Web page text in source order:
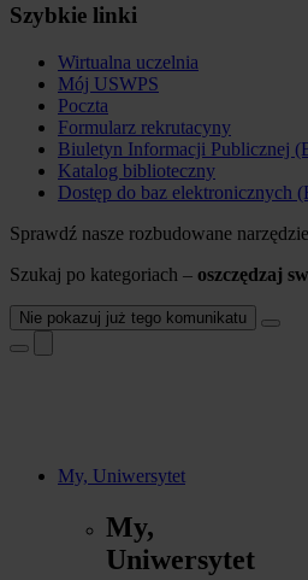
Szybkie linki
Wirtualna uczelnia
Mój USWPS
Poczta
Formularz rekrutacyny
Biuletyn Informacji Publicznej
Katalog biblioteczny
Dostęp do baz elektronicznych
Sprawdź nasze rozbudowane
Szukaj po kategoriach – oszczędzaj
Nie pokazuj już tego komunikatu
My, Uniwersytet
My,
Uniwersytet